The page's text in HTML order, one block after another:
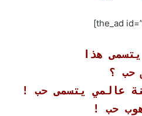
هذا
حب ؟
عالمي يتسمى حب !
حب !